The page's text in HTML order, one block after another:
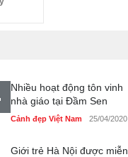
Nhiều hoạt động tôn vinh
nhà giáo tại Đầm Sen
Cảnh đẹp Việt Nam 25/04/2020
Giới trẻ Hà Nội được miễn